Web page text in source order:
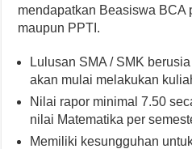
mendapatkan Beasiswa BCA
maupun PPTI.
Lulusan SMA / SMK
akan mulai melakukan
Nilai rapor minimal 7.50
nilai Matematika per
Memiliki kesungguhan